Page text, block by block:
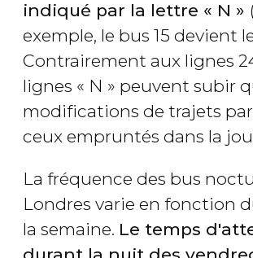
indiqué par la lettre « N »
exemple, le bus 15 devient
Contrairement aux lignes
lignes « N » peuvent subir
modifications de trajets
ceux empruntés dans la
La fréquence des bus
Londres varie en fonction
la semaine. Le temps